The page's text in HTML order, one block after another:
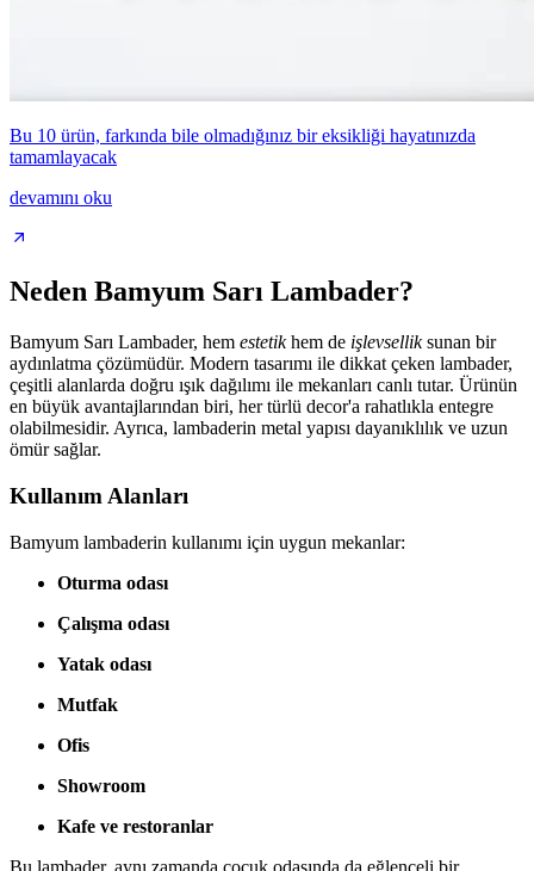
Bu 10 ürün, farkında bile olmadığınız bir eksikliği hayatınızda
tamamlayacak
devamını oku
Neden Bamyum Sarı Lambader?
Bamyum Sarı Lambader, hem estetikhem de işlevselliksunan bir
aydınlatma çözümüdür. Modern tasarımı ile dikkat çeken lambader,
çeşitli alanlarda doğru ışık dağılımı ile mekanları canlı tutar. Ürünün
en büyük avantajlarından biri, her türlü decor'a rahatlıkla entegre
olabilmesidir. Ayrıca, lambaderin metal yapısı dayanıklılık ve uzun
ömür sağlar.
Kullanım Alanları
Bamyum lambaderin kullanımı için uygun mekanlar:
Oturma odası
Çalışma odası
Yatak odası
Mutfak
Ofis
Showroom
Kafe ve restoranlar
Bu lambader, aynı zamanda çocuk odasında da eğlenceli bir